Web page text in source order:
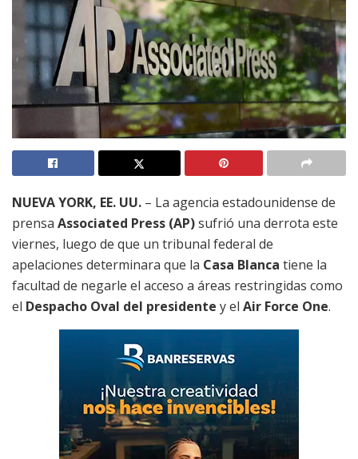
NUEVA YORK, EE. UU. – La agencia estadounidense de
prensa Associated Press (AP)sufrió una derrota este
viernes, luego de que un tribunal federal de
apelaciones determinara que la Casa Blanca tiene la
facultad de negarle el acceso a áreas restringidas como
el Despacho Oval del presidente y el Air Force One.